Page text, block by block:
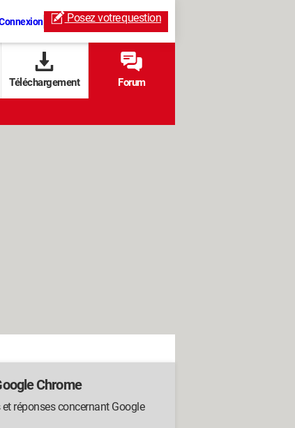
Posez votrequestion
Téléchargement Forum
Chrome
réponses concernant Google